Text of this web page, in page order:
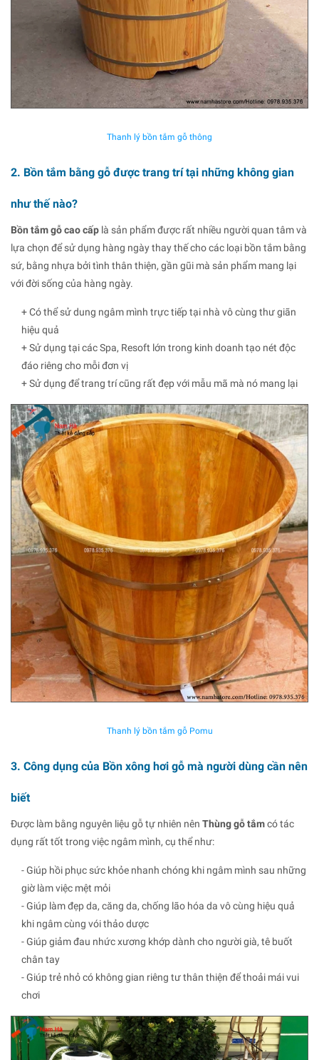
Thanh lý bồn tắm gỗ thông
2. Bồn tắm bằng gỗ được trang trí tại những không gian
như thế nào?
Bồn tắm gỗ cao cấp là sản phẩm được rất nhiều người quan tâm và
lựa chọn để sử dụng hàng ngày thay thế cho các loại bồn tắm bằng
sứ, bằng nhựa bởi tình thân thiện, gần gũi mà sản phẩm mang lại
với đời sống của hàng ngày.
+ Có thể sử dung ngâm mình trực tiếp tại nhà vô cùng thư giãn
hiệu quả
+ Sử dụng tại các Spa, Resoft lớn trong kinh doanh tạo nét độc
đáo riêng cho mỗi đơn vị
+ Sử dụng để trang trí cũng rất đẹp với mẫu mã mà nó mang lại
Thanh lý bồn tắm gỗ Pomu
3. Công dụng của Bồn xông hơi gỗ mà người dùng cần nên
biết
Được làm bằng nguyên liệu gỗ tự nhiên nên Thùng gỗ tắmcó tác
dụng rất tốt trong việc ngâm mình, cụ thể như:
- Giúp hồi phục sức khỏe nhanh chóng khi ngâm mình sau những
giờ làm việc mệt mỏi
- Giúp làm đẹp da, căng da, chống lão hóa da vô cùng hiệu quả
khi ngâm cùng vói thảo dược
- Giúp giảm đau nhức xương khớp dành cho người già, tê buốt
chân tay
- Giúp trẻ nhỏ có không gian riêng tư thân thiện để thoải mái vui
chơi